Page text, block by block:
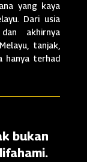
yang kaya
Dari usia
akhirnya
tanjak,
hanya terhad
bukan